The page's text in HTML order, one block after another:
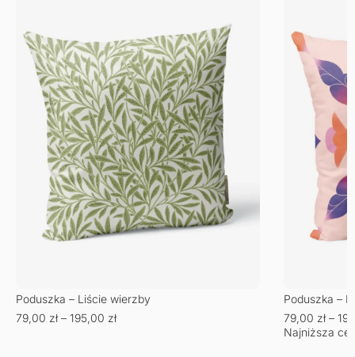
Poduszka – Liście wierzby
79,00 zł – 195,00 zł
Poduszka –
79,00 zł –
Najniższa